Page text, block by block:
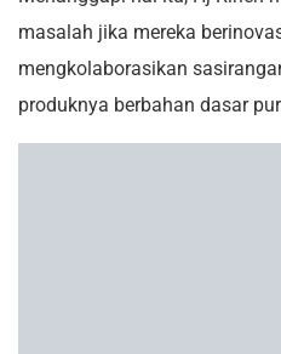
masalah jika mereka
mengkolaborasikan
produknya berbahan dasar